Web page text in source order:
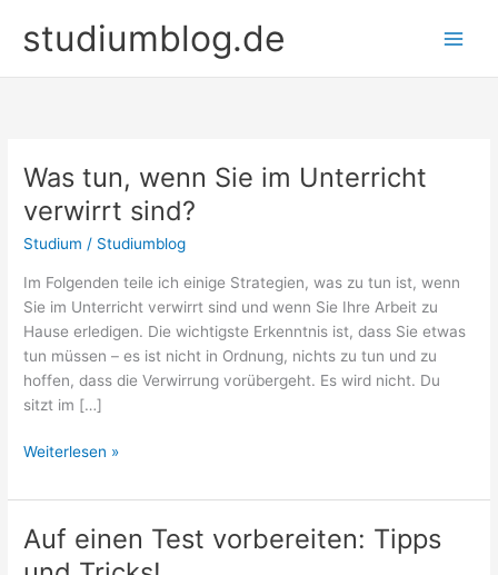
Inhaltstudiumblog.de
Was tun, wenn Sie im Unterricht
verwirrt sind?
Studium / Studiumblog
Im Folgenden teile ich einige Strategien, was zu tun ist, wenn
Sie im Unterricht verwirrt sind und wenn Sie Ihre Arbeit zu
Hause erledigen. Die wichtigste Erkenntnis ist, dass Sie etwas
tun müssen – es ist nicht in Ordnung, nichts zu tun und zu
hoffen, dass die Verwirrung vorübergeht. Es wird nicht. Du
sitzt im […]
Was
wenn
im
Weiterlesen »
Auf einen Test vorbereiten: Tipps